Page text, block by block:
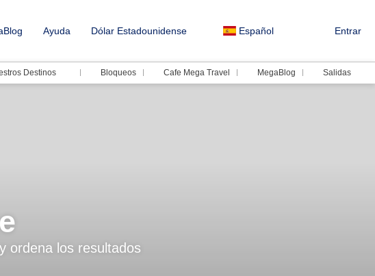
Ayuda Dólar Estadounidense Español Entrar
Destinos Bloqueos Cafe Mega Travel MegaBlog Salidas
ordena los resultados